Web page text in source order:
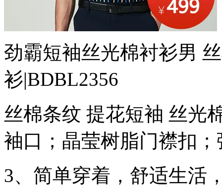
劲霸短袖丝光棉衬衫男
衫|BDBL2356
丝棉条纹 提花短袖 丝光
袖口；晶莹树脂门襟扣
3、简单穿着，舒适生活